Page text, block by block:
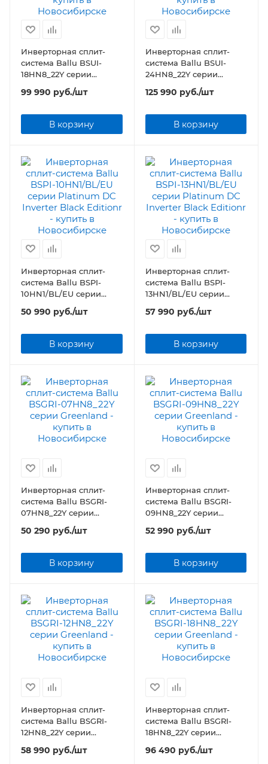
Инверторная сплит-
система Ballu BSUI-
18HN8_22Y серии
Platinum Evolution DC
Inverter
99 990 руб./шт
В корзину
Инверторная сплит-
система Ballu BSUI-
24HN8_22Y серии
Platinum Evolution DC
Inverter
125 990 руб./шт
В корзину
Инверторная сплит-
система Ballu BSPI-
10HN1/BL/EU серии
Platinum DC Inverter
Black Editionr
50 990 руб./шт
В корзину
Инверторная сплит-
система Ballu BSPI-
13HN1/BL/EU серии
Platinum DC Inverter
Black Editionr
57 990 руб./шт
В корзину
Инверторная сплит-
система Ballu BSGRI-
07HN8_22Y серии
50 290 руб./шт
В корзину
Инверторная сплит-
система Ballu BSGRI-
09HN8_22Y серии
52 990 руб./шт
В корзину
Инверторная сплит-
система Ballu BSGRI-
12HN8_22Y серии
58 990 руб./шт
Инверторная сплит-
система Ballu BSGRI-
18HN8_22Y серии
96 490 руб./шт